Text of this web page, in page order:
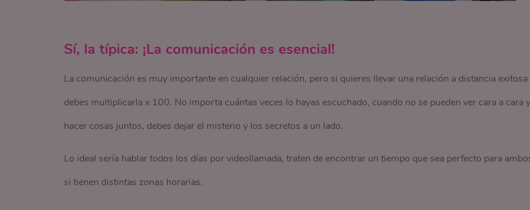
Sí, la típica: ¡La comunicación es esencial!
La comunicación es muy importante en cualquier relación, pero si quieres llevar una relación a distancia exitosa
debes multiplicarla x 100. No importa cuántas veces lo hayas escuchado, cuando no se pueden ver cara a cara y
hacer cosas juntos, debes dejar el misterio y los secretos a un lado.
Lo ideal sería hablar todos los días por videollamada, traten de encontrar un tiempo que sea perfecto para
si tienen distintas zonas horarias.